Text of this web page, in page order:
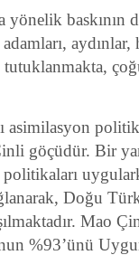
baskının
tutuklanmakta,
asimilasyon
göçüdür. Bir
Doğu
Mao
%93’ünü